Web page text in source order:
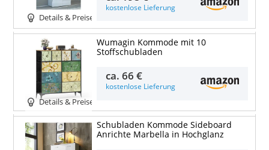
Details & Preise
kostenlose Lieferung
Details & Preise
Wumagin Kommode mit 10
Stoffschubladen
ca.66 €
kostenlose Lieferung
Schubladen Kommode Sideboard
Anrichte Marbella in Hochglanz